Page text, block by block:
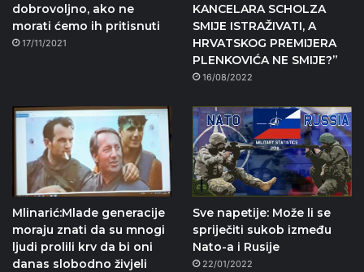
dobrovoljno, ako ne
morati ćemo ih pritisnuti
17/11/2021
KANCELARA SCHOLZA
SMIJE ISTRAŽIVATI, A
HRVATSKOG PREMIJERA
PLENKOVIĆA NE SMIJE?”
16/08/2022
Mlinarić:Mlade generacije
moraju znati da su mnogi
ljudi prolili krv da bi oni
danas slobodno živjeli
Sve napetije: Može li se
spriječiti sukob između
Nato-a i Rusije
22/01/2022